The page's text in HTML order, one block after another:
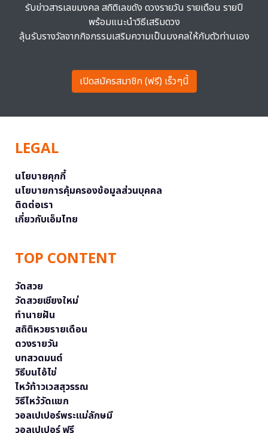
รับข่าวสารเลขมงคล สถิติเลขดัง ดวงรายวัน รายเดือน รายปี
พร้อมแนะนำวิธีเสริมดวง
ลุ้นรับรางวัลจากกิจกรรมเสริมความเป็นมงคลให้กับตัวท่านเอง
เปิดสมัครสมาชิก (ฟรี) เร็วๆนี้
LEGAL
นโยบายคุกกี้
นโยบายการคุ้มครองข้อมูลส่วนบุคคล
ติดต่อเรา
เกี่ยวกับเอ็มไทย
TOP CONTENT
วัดสวย
วัดสวยเชียงใหม่
ทำนายฝัน
สถิติหวยรายเดือน
ดวงรายวัน
บทสวดมนต์
วิธีบนไอ้ไข่
ไหว้ท้าวเวสสุวรรณ
วิธีไหว้วัดแขก
วอลเปเปอร์พระแม่ลักษมี
วอลเปเปอร์ ฟรี